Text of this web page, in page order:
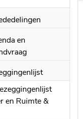
en
en Ruimte &